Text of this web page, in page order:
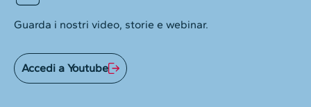
Guarda i nostri video, storie e webinar.
Accedi a Youtube